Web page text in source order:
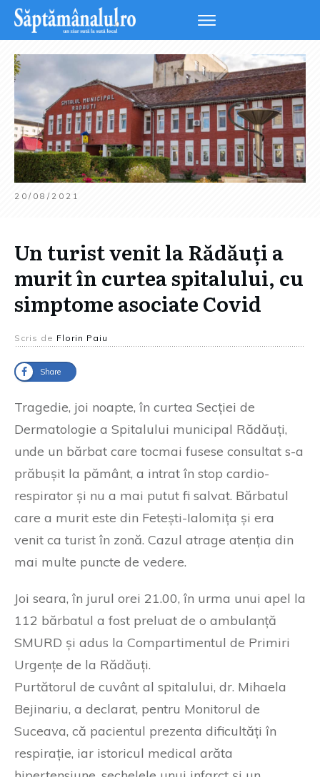
20/08/2021
Un turist venit la Rădăuți a
murit în curtea spitalului, cu
simptome asociate Covid
Scris de Florin Paiu
Share
Tragedie, joi noapte, în curtea Secției de
Dermatologie a Spitalului municipal Rădăuți,
unde un bărbat care tocmai fusese consultat s-a
prăbușit la pământ, a intrat în stop cardio-
respirator și nu a mai putut fi salvat. Bărbatul
care a murit este din Fetești-Ialomița și era
venit ca turist în zonă. Cazul atrage atenția din
mai multe puncte de vedere.
Joi seara, în jurul orei 21.00, în urma unui apel la
112 bărbatul a fost preluat de o ambulanță
SMURD și adus la Compartimentul de Primiri
Urgențe de la Rădăuți.
Purtătorul de cuvânt al spitalului, dr. Mihaela
Bejinariu, a declarat, pentru Monitorul de
Suceava, că pacientul prezenta dificultăți în
respirație, iar istoricul medical arăta